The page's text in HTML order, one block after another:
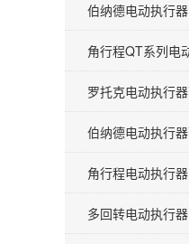
伯纳德电动执行器
角行程QT系列电
罗托克电动执行
伯纳德电动执行
角行程电动执行器
多回转电动执行器